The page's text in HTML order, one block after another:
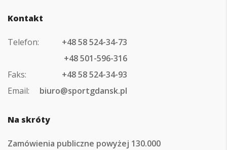
Kontakt
Telefon:
+48 58 524-34-73
+48 501-596-316
Faks:
+48 58 524-34-93
Email:
biuro@sportgdansk.pl
Na skróty
Zamówienia publiczne powyżej 130.000